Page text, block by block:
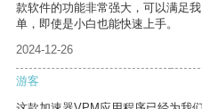
款软件的功能非常强大，可以满足
单，即使是小白也能快速上手。
2024-12-26
游客